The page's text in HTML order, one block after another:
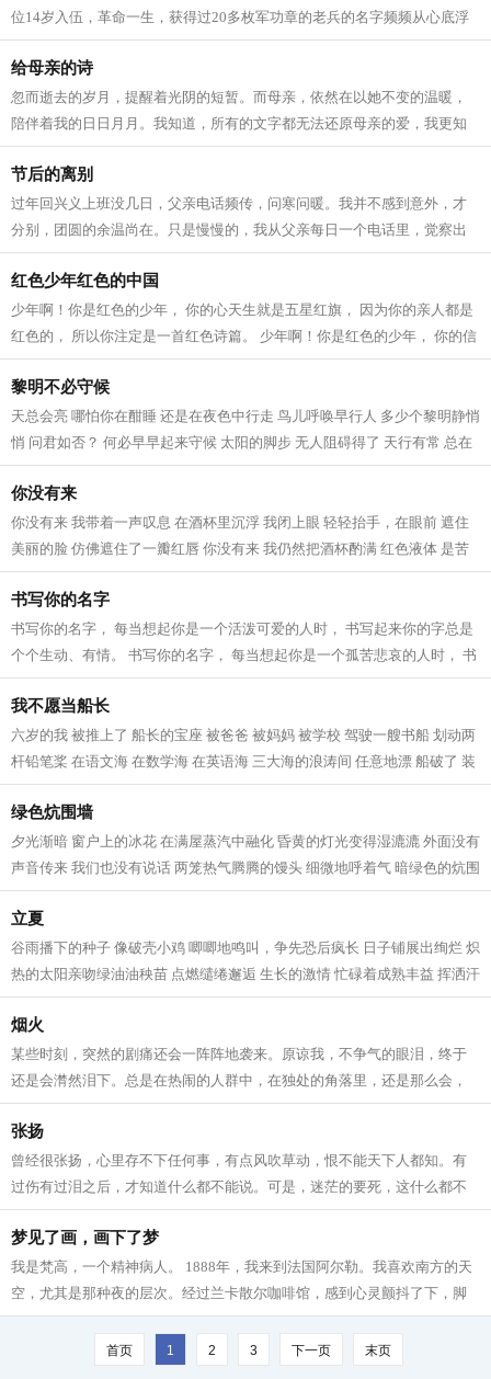
位14岁入伍，革命一生，获得过20多枚军功章的老兵的名字频频从心底浮
起，他就是“王帮民”---我的父亲。 当年...
给母亲的诗
忽而逝去的岁月，提醒着光阴的短暂。而母亲，依然在以她不变的温暖，
陪伴着我的日日月月。我知道，所有的文字都无法还原母亲的爱，我更知
道，所有的表达都是轻浮的陈述，母亲...
节后的离别
过年回兴义上班没几日，父亲电话频传，问寒问暖。我并不感到意外，才
分别，团圆的余温尚在。只是慢慢的，我从父亲每日一个电话里，觉察出
更深层次的意蕴——父亲已渐衰老，知...
红色少年红色的中国
少年啊！你是红色的少年， 你的心天生就是五星红旗， 因为你的亲人都是
红色的， 所以你注定是一首红色诗篇。 少年啊！你是红色的少年， 你的信
仰天生就是红色的， 因为我和你一...
黎明不必守候
天总会亮 哪怕你在酣睡 还是在夜色中行走 鸟儿呼唤早行人 多少个黎明静悄
悄 问君如否？ 何必早早起来守候 太阳的脚步 无人阻碍得了 天行有常 总在
你意识之外 百折不挠 偶尔抬头远...
你没有来
你没有来 我带着一声叹息 在酒杯里沉浮 我闭上眼 轻轻抬手，在眼前 遮住
美丽的脸 仿佛遮住了一瓣红唇 你没有来 我仍然把酒杯酌满 红色液体 是苦
涩的相思 对着月空 我像对待情人一...
书写你的名字
书写你的名字， 每当想起你是一个活泼可爱的人时， 书写起来你的字总是
个个生动、有情。 书写你的名字， 每当想起你是一个孤苦悲哀的人时， 书
写起来你的字总是个个寒颤、惊心...
我不愿当船长
六岁的我 被推上了 船长的宝座 被爸爸 被妈妈 被学校 驾驶一艘书船 划动两
杆铅笔桨 在语文海 在数学海 在英语海 三大海的浪涛间 任意地漂 船破了 装
满了书包 桨坏了 堆成了柴火垛...
绿色炕围墙
夕光渐暗 窗户上的冰花 在满屋蒸汽中融化 昏黄的灯光变得湿漉漉 外面没有
声音传来 我们也没有说话 两笼热气腾腾的馒头 细微地呼着气 暗绿色的炕围
像一条摘掉的围巾 围着趴在土炕...
立夏
谷雨播下的种子 像破壳小鸡 唧唧地鸣叫，争先恐后疯长 日子铺展出绚烂 炽
热的太阳亲吻绿油油秧苗 点燃缱绻邂逅 生长的激情 忙碌着成熟丰益 挥洒汗
水 哪有时间怠慢张望 来吧，倚靠...
烟火
某些时刻，突然的剧痛还会一阵阵地袭来。原谅我，不争气的眼泪，终于
还是会潸然泪下。总是在热闹的人群中，在独处的角落里，还是那么会，
突然，突然地，想起您来，想起您的音...
张扬
曾经很张扬，心里存不下任何事，有点风吹草动，恨不能天下人都知。有
过伤有过泪之后，才知道什么都不能说。可是，迷茫的要死，这什么都不
能说，还不把人憋死。一度曾经怀疑，...
梦见了画，画下了梦
我是梵高，一个精神病人。 1888年，我来到法国阿尔勒。我喜欢南方的天
空，尤其是那种夜的层次。经过兰卡散尔咖啡馆，感到心灵颤抖了下，脚
下一顿——是的，这儿有东西在召唤我...
首页 1 2 3 下一页 末页